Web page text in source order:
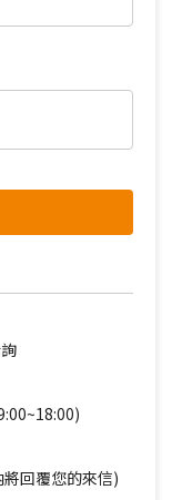
回覆您的來信)